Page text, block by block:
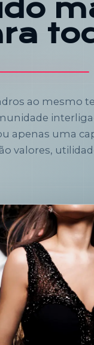
ao mesmo
apenas uma
valores,